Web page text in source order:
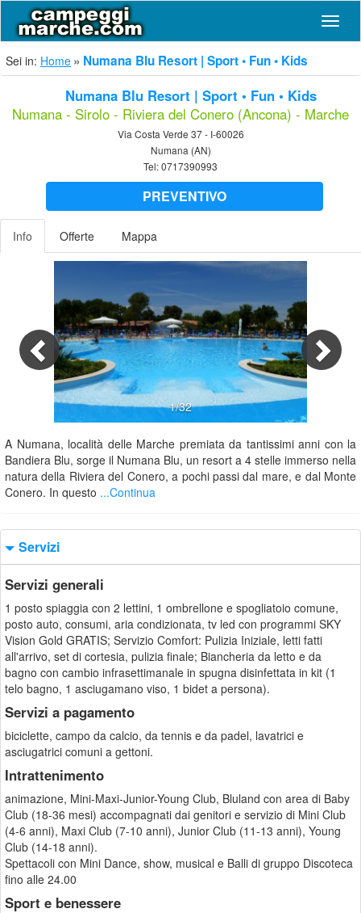
Sei in: Home Numana Blu Resort | Sport • Fun • Kids
Numana Blu Resort | Sport • Fun • Kids
Numana - Sirolo - Riviera del Conero (Ancona) - Marche
Via Costa Verde 37 - I-60026
Numana (AN)
Tel:0717390993
PREVENTIVO
Info Offerte Mappa
1/32
A Numana, località delle Marche premiata da tantissimi anni con la
Bandiera Blu, sorge il Numana Blu, un resort a 4 stelle immerso nella
natura della Riviera del Conero, a pochi passi dal mare, e dal Monte
Conero. In questo ...Continua
Servizi
Servizi generali
1 posto spiaggia con 2 lettini, 1 ombrellone e spogliatoio comune,
posto auto, consumi, aria condizionata, tv led con programmi SKY
Vision Gold GRATIS; Servizio Comfort: Pulizia Iniziale, letti fatti
all'arrivo, set di cortesia, pulizia finale; Biancheria da letto e da
bagno con cambio infrasettimanale in spugna disinfettata in kit (1
telo bagno, 1 asciugamano viso, 1 bidet a persona).
Servizi a pagamento
biciclette, campo da calcio, da tennis e da padel, lavatrici e
asciugatrici comuni a gettoni.
Intrattenimento
animazione, Mini-Maxi-Junior-Young Club, Bluland con area di Baby
Club (18-36 mesi) accompagnati dai genitori e servizio di Mini Club
(4-6 anni), Maxi Club (7-10 anni), Junior Club (11-13 anni), Young
Club (14-18 anni).
Spettacoli con Mini Dance, show, musical e Balli di gruppo Discoteca
fino alle 24.00
Sport e benessere